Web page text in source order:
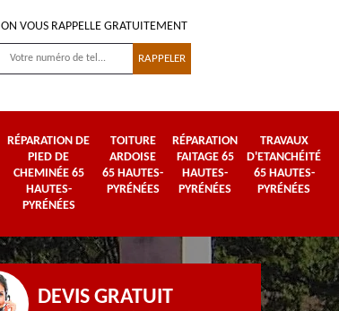
ON VOUS RAPPELLE GRATUITEMENT
RÉPARATION DE
PIED DE
CHEMINÉE 65
HAUTES-
PYRÉNÉES
TOITURE
ARDOISE
65 HAUTES-
PYRÉNÉES
RÉPARATION
FAITAGE 65
HAUTES-
PYRÉNÉES
TRAVAUX
D'ETANCHÉITÉ
65 HAUTES-
PYRÉNÉES
DEVIS GRATUIT